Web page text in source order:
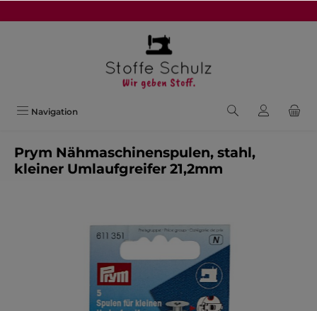
Navigation
Prym Nähmaschinenspulen, stahl,
kleiner Umlaufgreifer 21,2mm